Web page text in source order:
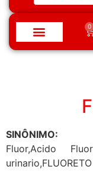
0
SINÔNIMO:
Fluor,Acido